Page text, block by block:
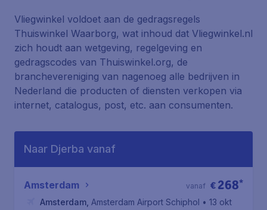
Vliegwinkel voldoet aan de gedragsregels
Thuiswinkel Waarborg, wat inhoud dat Vliegwinkel.nl
zich houdt aan wetgeving, regelgeving en
gedragscodes van Thuiswinkel.org, de
branchevereniging van nagenoeg alle bedrijven in
Nederland die producten of diensten verkopen via
internet, catalogus, post, etc. aan consumenten.
Naar Djerba vanaf
Amsterdam € 268*
vanaf
Amsterdam Amsterdam Airport Schiphol • 13 okt